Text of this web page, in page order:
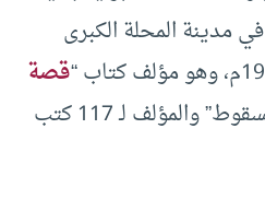
مدينة المحلة الكبرى
قصة
من الفتح إلى السقوط” والمؤلف لـ 117 كتب